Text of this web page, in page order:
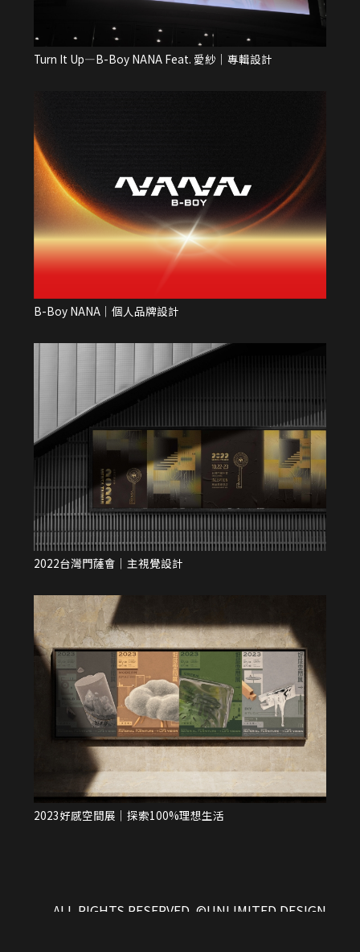
Turn It Up—B-Boy NANA Feat. 愛紗｜專輯設計
B-Boy NANA｜個人品牌設計
2022台灣門薩會｜主視覺設計
2023好感空間展｜探索100%理想生活
ALL RIGHTS RESERVED. ©UNLIMITED DESIGN